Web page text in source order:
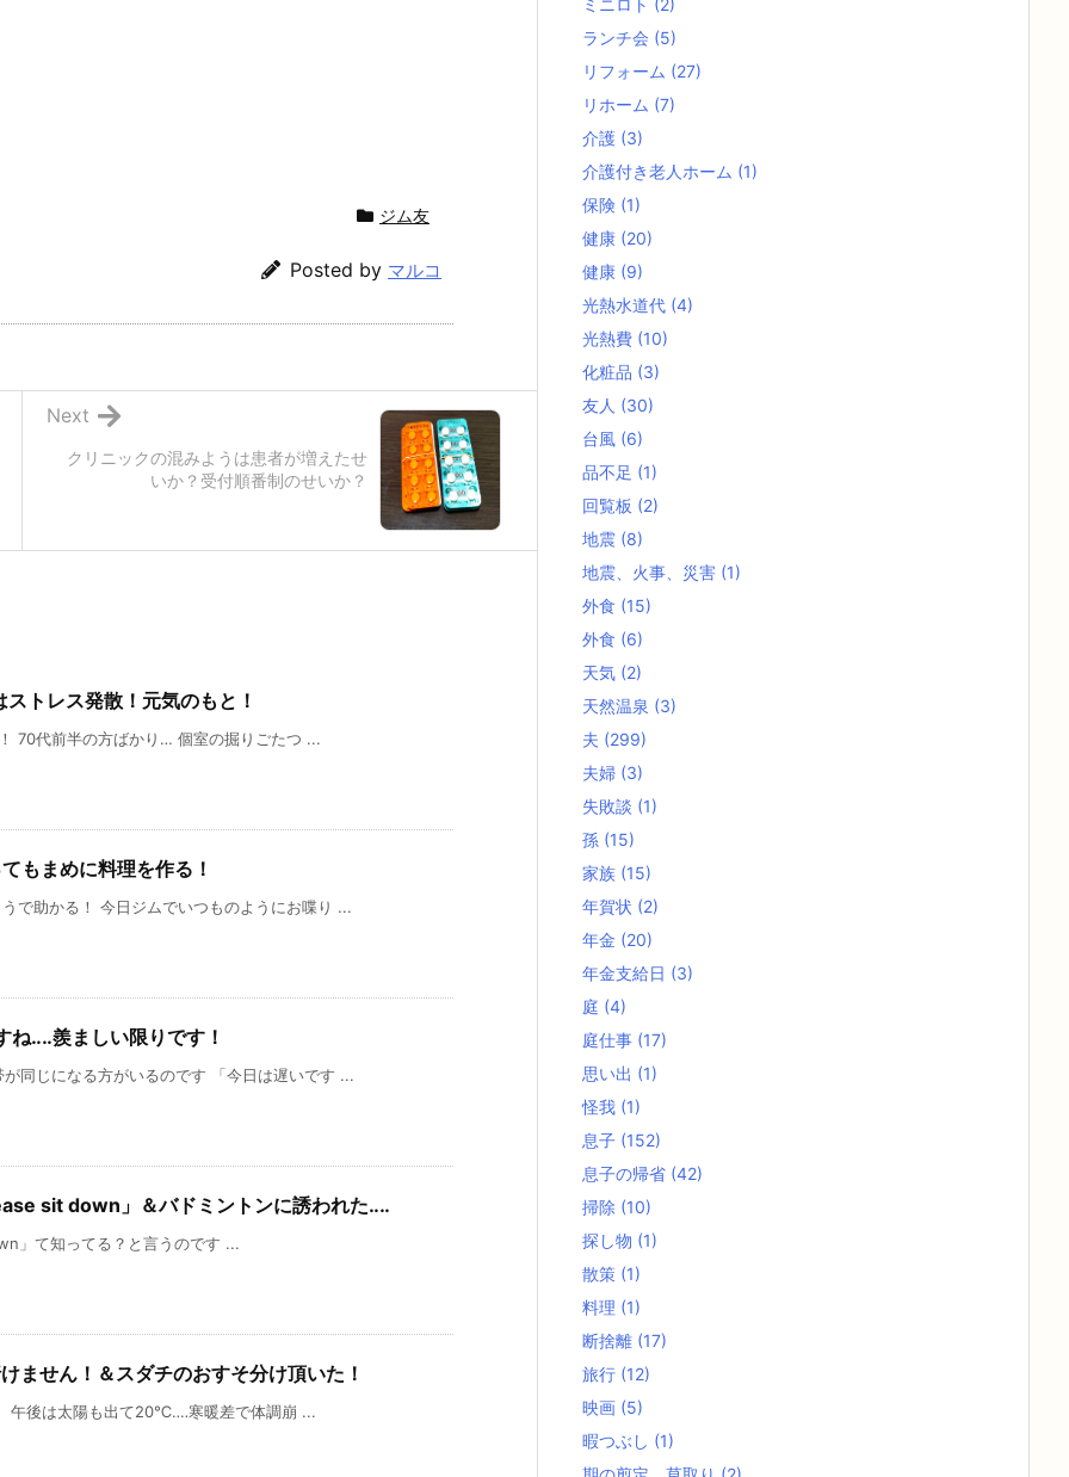
ジム友
Posted by マルコ
クリニックの混みようは患者が増えたせ
いか？受付順番制のせいか？
Next
トレス発散！元気のもと！
70代前半の方ばかり… 個室の掘りごたつ ...
もまめに料理を作る！
で助かる！ 今日ジムでいつものようにお喋り ...
‥‥羨ましい限りです！
同じになる方がいるのです 「今日は遅いです ...
sit down」＆バドミントンに誘われた‥‥
」て知ってる？と言うのです ...
ません！＆スダチのおすそ分け頂いた！
午後は太陽も出て20℃‥‥寒暖差で体調崩 ...
ミニロト (2)
ランチ会 (5)
リフォーム (27)
リホーム (7)
介護 (3)
介護付き老人ホーム (1)
保険 (1)
健康 (20)
健康 (9)
光熱水道代 (4)
光熱費 (10)
化粧品 (3)
友人 (30)
台風 (6)
品不足 (1)
回覧板 (2)
地震 (8)
地震、火事、災害 (1)
外食 (15)
外食 (6)
天気 (2)
天然温泉 (3)
夫 (299)
夫婦 (3)
失敗談 (1)
孫 (15)
家族 (15)
年賀状 (2)
年金 (20)
年金支給日 (3)
庭 (4)
庭仕事 (17)
思い出 (1)
怪我 (1)
息子 (152)
息子の帰省 (42)
掃除 (10)
探し物 (1)
散策 (1)
料理 (1)
断捨離 (17)
旅行 (12)
映画 (5)
暇つぶし (1)